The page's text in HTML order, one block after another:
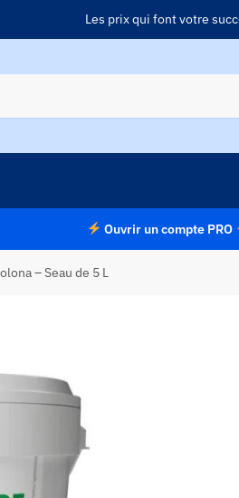
Les prix qui font votre
Ouvrir un compte PRO
– Seau de 5 L